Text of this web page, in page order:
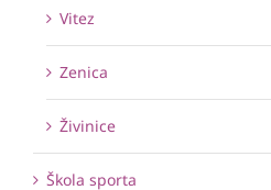
Vitez
Zenica
Živinice
Škola sporta